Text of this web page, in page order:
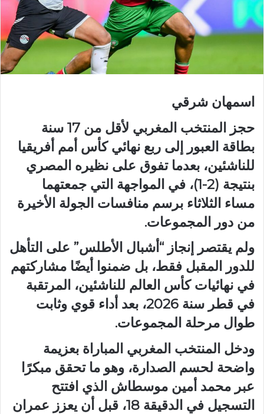
اسمهان شرقي
حجز المنتخب المغربي لأقل من 17 سنة
بطاقة العبور إلى ربع نهائي كأس أمم أفريقيا
للناشئين، بعدما تفوق على نظيره المصري
بنتيجة (2-1)، في المواجهة التي جمعتهما
مساء الثلاثاء برسم منافسات الجولة الأخيرة
من دور المجموعات.
ولم يقتصر إنجاز “أشبال الأطلس” على التأهل
للدور المقبل فقط، بل ضمنوا أيضًا مشاركتهم
في نهائيات كأس العالم للناشئين، المرتقبة
في قطر سنة 2026، بعد أداء قوي وثابت
طوال مرحلة المجموعات.
ودخل المنتخب المغربي المباراة بعزيمة
واضحة لحسم الصدارة، وهو ما تحقق مبكرًا
عبر محمد أمين موسطاش الذي افتتح
التسجيل في الدقيقة 18، قبل أن يعزز عمران